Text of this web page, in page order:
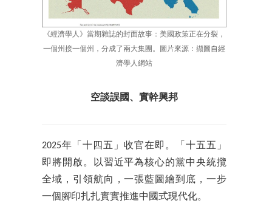
《經濟學人》當期雜誌的封面故事：美國政策正在分裂，
一個州接一個州，分成了兩大集團。圖片來源：擷圖自經
濟學人網站
空談誤國、實幹興邦
2025年「十四五」收官在即。「十五五」
即將開啟。以習近平為核心的黨中央統攬
全域，引領航向，一張藍圖繪到底，一步
一個腳印扎扎實實推進中國式現代化。